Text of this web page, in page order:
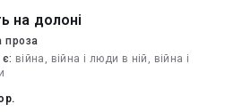
на долоні
проза
є: війна, війна і люди в ній, війна і